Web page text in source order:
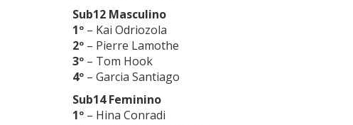
Sub12 Masculino
1º – Kai Odriozola
2º – Pierre Lamothe
3º – Tom Hook
4º – Garcia Santiago
Sub14 Feminino
1º – Hina Conradi